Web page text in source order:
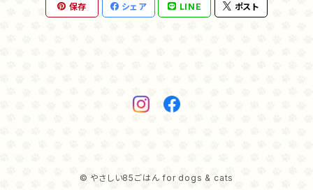
麹ナチュラルカンガルー（８０ｇ）
保存 シェア LINE ポスト
© やさしい85ごはん for dogs & cats